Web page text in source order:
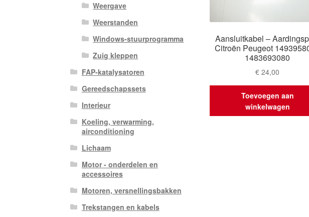
Aansluitkabel –
Citroën Peugeot
1483693080
€ 24,00
Toevoegen aan
winkelwagen
Weergave
Weerstanden
Windows-stuurprogramma
Zuig kleppen
FAP-katalysatoren
Gereedschapssets
Interieur
Koeling, verwarming,
airconditioning
Lichaam
Motor - onderdelen en
accessoires
Motoren, versnellingsbakken
Trekstangen en kabels